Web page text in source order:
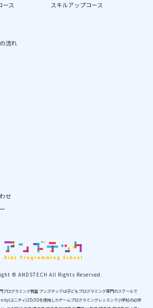
ース
流れ
スキルアップコース
せ
© ANDSTECH All Rights Reserved.
プログラミング教室 アンズテックは子どもプログラミング専門のスクールで
ユニティ)2D/3Dを使用したゲームプログラミングレッスンで小学校の必修